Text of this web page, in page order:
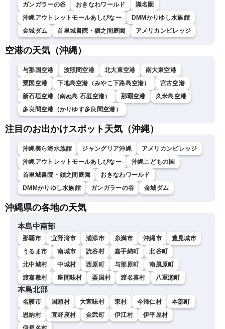
ガンガラーの谷 おきなわワールド
識名園
沖縄アウトレットモールあしびなー
DMMかりゆし水族館
金城ダム
首里城書院・鎖之間庭園 アメリカンビレッジ
空港の天気（沖縄）
与那国空港 波照間空港 北大東空港
南大東空港
粟国空港
下地島空港（みやこ下路島空港）
宮古空港
新石垣空港（南ぬ島 石垣空港）
那覇空港
久米島空港
多良間空港（かりゆす多良間空港）
注目のお出かけスポット天気（沖縄）
沖縄美ら海水族館 ジャングリア沖縄
アメリカンビレッジ
沖縄アウトレットモールあしびなー
沖縄こどもの国
首里城書院・鎖之間庭園
おきなわワールド
DMMかりゆし水族館
ガンガラーの谷 金城ダム
沖縄県の各地の天気
本島中南部
那覇市 宜野湾市 浦添市 糸満市 沖縄市
豊見城市
うるま市
南城市 読谷村 嘉手納町
北谷町
北中城村
中城村 西原町 与那原町
南風原町
渡嘉敷村
座間味村 粟国村 渡名喜村 八重瀬町
本島北部
名護市 国頭村 大宜味村 東村 今帰仁村
本部町
恩納村
宜野座村 金武町 伊江村
伊平屋村